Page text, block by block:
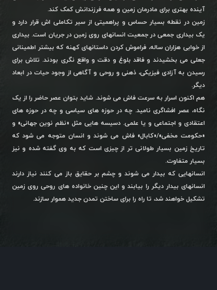
آینده بهتری برای مادرمان زمین و همه فرزندانش کمک کند.
زمین در نقطه بسیار حساس و پراهمیتی از سیر تکاملی اش قرار دارد و
یک بیداری جمعی در جمعیت انسانهای روی زمین در جریان است. بیداری
از خوابی هزاران ساله، فراموش کردن داستانهای کهنه که بیشتر اطمینانی
جعلی می بخشیدند و فاقد بلوغ و دقت و واقع نگری بودند. تلاش برای
رسیدن به آزادی فیزیکی، ذهنی و روحی و آگاهی از وجود حیات در ابعاد
دیگر.
هم اکنون اسرار به سرعت فاش می شوند. شاید بتوان عصر حاضر را از یک
نگاه، عصر افشاگری نامید. چه در حوزه های سیاسی و چه در حوزه های
اعتقادی و اجتماعی و یا علمی. دسیسه هایی مثل «نظم نوین جهانی» و
«حکومت مخفی»/«کابال» فاش می شوند و انسان متوجه می شود که
تاریخ زمین بسیار طولانی تر از چیزی است که به وی گفته شده و نیز
بسیار متفاوت.
انسانهایی که بیدار می شوند و چشم بر حقایق باز می کنند نیاز دارند
انسانهای بیدار دیگر را بیابند و این چنین خانواده های روحی روی زمین
تشکیل خواهند شد، تا راه را برای ساختن تمدن جدید هموار سازند.